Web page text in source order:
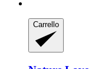
Carrello